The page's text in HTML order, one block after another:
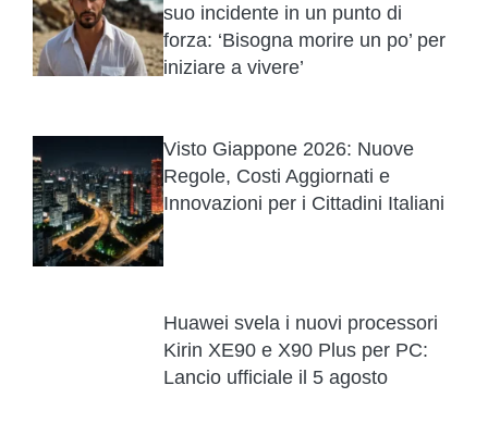
suo incidente in un punto di
forza: ‘Bisogna morire un po’ per
iniziare a vivere’
Visto Giappone 2026: Nuove
Regole, Costi Aggiornati e
Innovazioni per i Cittadini Italiani
Huawei svela i nuovi processori
Kirin XE90 e X90 Plus per PC:
Lancio ufficiale il 5 agosto